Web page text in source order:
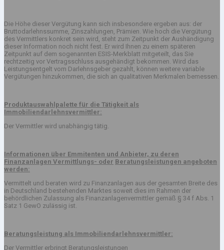
Die Höhe dieser Vergütung kann sich insbesondere ergeben aus: der
Bruttodarlehnssumme, Zinszahlungen, Prämien. Wie hoch die Vergütung
des Vermittlers konkret sein wird, steht zum Zeitpunkt der Aushändigung
dieser Information noch nicht fest. Er wird Ihnen zu einem späteren
Zeitpunkt auf dem sogenannten ESIS-Merkblatt mitgeteilt, das Sie
rechtzeitig vor Vertragsschluss ausgehändigt bekommen. Wird das
Leistungsentgelt vom Darlehnsgeber gezahlt, können weitere variable
Vergütungen hinzukommen, die sich an qualitativen Merkmalen bemessen.
Produktauswahlpalette für die Tätigkeit als
Immobiliendarlehnsvermittler:
Der Vermittler wird unabhängig tätig.
Informationen über Emmitenten und Anbieter, zu deren
Finanzanlagen Vermittlungs- oder Beratungsleistungen angeboten
werden:
Vermittelt und beraten wird zu Finanzanlagen aus der gesamten Breite des
in Deutschland bestehenden Marktes soweit dies im Rahmen der
behördlichen Zulassung als Finanzanlagenvermittler gemäß § 34 f Abs. 1
Satz 1 GewO zulässig ist.
Beratungsleistung als Immobiliendarlehnsvermittler:
Der Vermittler erbringt Beratungsleistungen